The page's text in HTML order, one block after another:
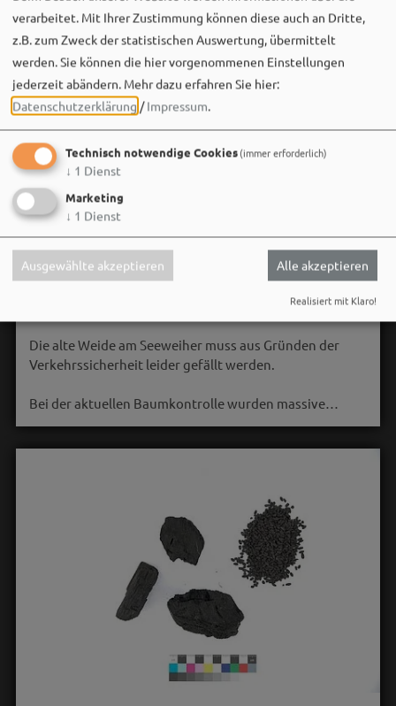
Stadt Weißenburg i.Bay.
06. August um 16:08 via Facebook
🌳 **Verkehrssicherungsmaßnahme am Seeweiher**
Die alte Weide am Seeweiher muss aus Gründen der
Verkehrssicherheit leider gefällt werden.
Bei der aktuellen Baumkontrolle wurden massive…
verarbeitet. Mit Ihrer Zustimmung können diese auch an Dritte,
z.B. zum Zweck der statistischen Auswertung, übermittelt
werden. Sie können die hier vorgenommenen Einstellungen
jederzeit abändern. Mehr dazu erfahren Sie hier:
Datenschutzerklärung /Impressum.
Technisch notwendige Cookies(immer erforderlich)
↓ 1 Dienst
Marketing
↓ 1 Dienst
Ausgewählte akzeptieren Alle akzeptieren
Realisiert mit Klaro!